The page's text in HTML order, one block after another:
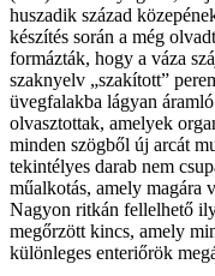
huszadik század
készítés során a még
formázták, hogy a váza
szaknyelv „szakított”
üvegfalakba lágyan
olvasztottak, amelyek
minden szögből új arcát
tekintélyes darab nem
műalkotás, amely magára
Nagyon ritkán fellelhető
megőrzött kincs, amely
különleges enteriőrök